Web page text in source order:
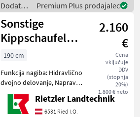
Dodatna
oprema
za
traktorje
/ Krpan
Premium Plus prodajalec
Sonstige
Kippschaufel
Rietzler 190 L
2.160
€
Cena
vključuje
DDV
(stopnja
20%)
1.800 € neto
190 cm
Funkcija nagiba: Hidravlično
dvojno delovanje, Naprava
za obračanje drsne ploskve
Dodatna oprema za
traktorje Nakladalna žlica
Rietzler Landtechnik
6531 Ried I.O.